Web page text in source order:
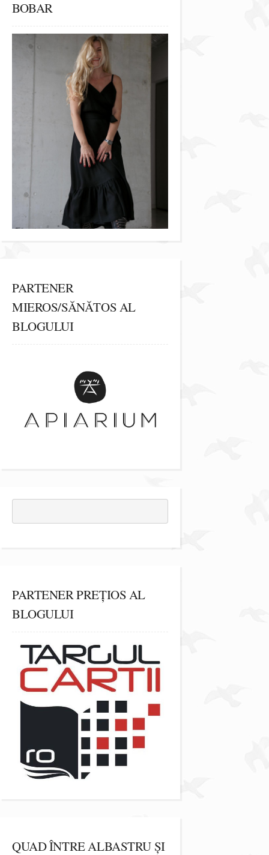
BOBAR
PARTENER
MIEROS/SĂNĂTOS AL
BLOGULUI
PARTENER PREȚIOS AL
BLOGULUI
QUAD ÎNTRE ALBASTRU ȘI